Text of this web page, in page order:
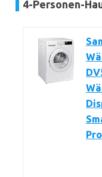
4-Personen-